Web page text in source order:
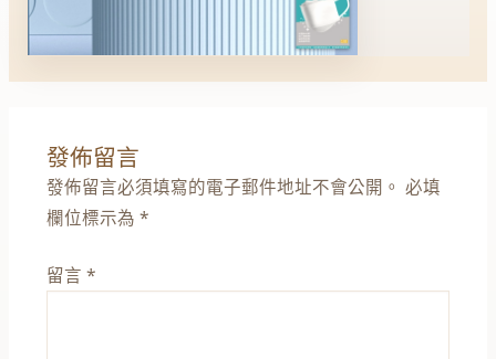
發佈留言
發佈留言必須填寫的電子郵件地址不會公開。 必填
欄位標示為 *
留言 *